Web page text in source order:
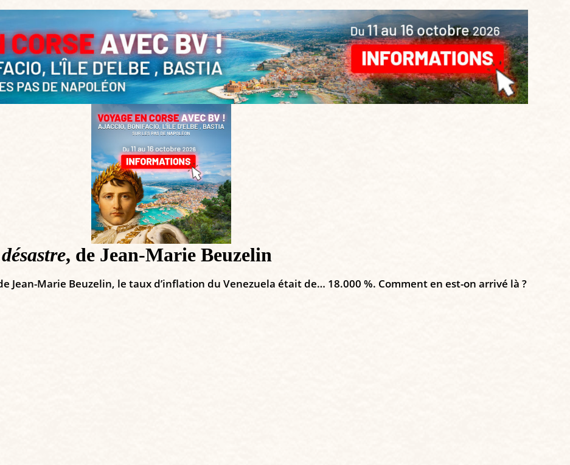
, de Jean-Marie Beuzelin
Jean-Marie Beuzelin, le taux d’inflation du Venezuela était de… 18.000 %. Comment en est-on arrivé là ?